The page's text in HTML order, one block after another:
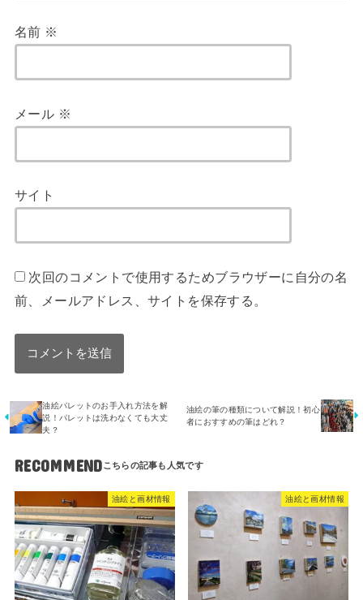
名前 ※
メール ※
サイト
次回のコメントで使用するためブラウザーに自分の名
前、メールアドレス、サイトを保存する。
油絵パレットのお手入れ方法を解
説！パレットは洗わなくても大丈
夫？
油絵の筆の種類について解説！初心
者におすすめの筆はどれ？
RECOMMEND
油絵と画材情報 油絵と画材情報